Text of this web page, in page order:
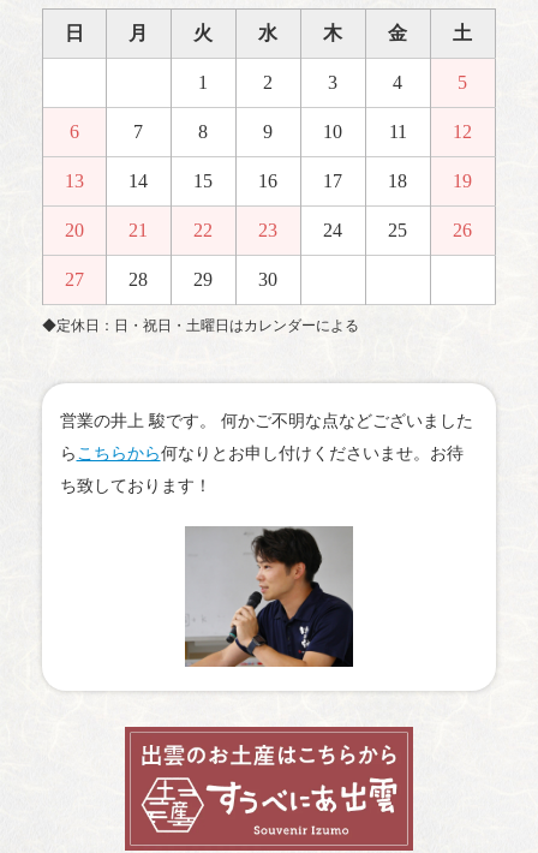
日 月 火 水 木 金 土
1 2 3 4 5
6 7 8 9 10 11 12
13 14 15 16 17 18 19
20 21 22 23 24 25 26
27 28 29 30
◆定休日：日・祝日・土曜日はカレンダーによる
営業の井上 駿です。 何かご不明な点などございました
ら こちらから何なりとお申し付けくださいませ。お待
ち致しております！